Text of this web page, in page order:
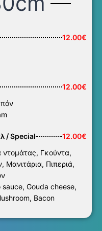
12.00€
12.00€
/ Special
12.00€
ντομάτας, Γκούντα,
Μανιτάρια, Πιπεριά,
sauce, Gouda cheese,
Bacon